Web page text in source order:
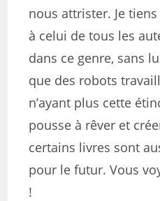
nous attrister. Je
à celui de tous les
dans ce genre, sans
que des robots
n’ayant plus cette
pousse à rêver et
certains livres sont
pour le futur. Vous
!